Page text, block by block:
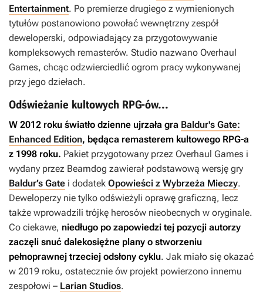
Entertainment. Po premierze drugiego z wymienionych
tytułów postanowiono powołać wewnętrzny zespół
deweloperski, odpowiadający za przygotowywanie
kompleksowych remasterów. Studio nazwano Overhaul
Games, chcąc odzwierciedlić ogrom pracy wykonywanej
przy jego dziełach.
Odświeżanie kultowych RPG-ów...
W 2012 roku światło dzienne ujrzała gra Baldur's Gate:
Enhanced Edition, będąca remasterem kultowego RPG-a
z 1998 roku. Pakiet przygotowany przez Overhaul Games i
wydany przez Beamdog zawierał podstawową wersję gry
Baldur’s Gate i dodatek Opowieści z Wybrzeża Mieczy.
Deweloperzy nie tylko odświeżyli oprawę graficzną, lecz
także wprowadzili trójkę herosów nieobecnych w oryginale.
Co ciekawe, niedługo po zapowiedzi tej pozycji autorzy
zaczęli snuć dalekosiężne plany o stworzeniu
pełnoprawnej trzeciej odsłony cyklu. Jak miało się okazać
w 2019 roku, ostatecznie ów projekt powierzono innemu
zespołowi – Larian Studios.